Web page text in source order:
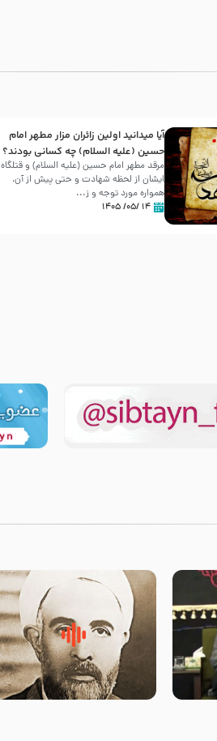
آیا میدانید اولین زائران مزار مطهر امام
حسین (علیه السلام) چه کسانی بودند؟
مرقد مطهر امام حسین (علیه السلام) و قتلگاه
ایشان از لحظه شهادت و حتی پیش از آن،
همواره مورد توجه و ز...
۱۴ /۰۵/ ۱۴۰۵
علیها
روضه‌ی مجلس یزید ملعون و
اسارت اهل‌بیت علیهم‌السلام –